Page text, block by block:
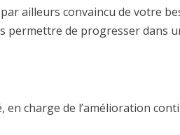
ailleurs convaincu de votre
permettre de progresser dans
en charge de l’amélioration